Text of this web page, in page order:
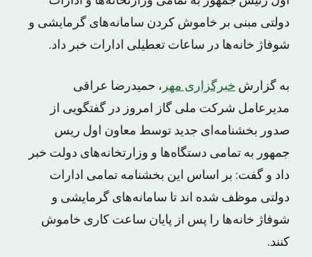
دولتی مبنی بر خاموش کردن سامانه‌های گرمایشی و
شوفاژ خانه‌ها در ساعات تعطیلی ادارات خبر داد.
به گزارش خبرگزاری مهر ، حمیدرضا عراقی
مدیرعامل شرکت ملی گاز امروز در گفتگویی از
صدور بخشنامه‌ای جدید توسط معاون اول ریس
جمهور به تمامی دستگاه‌ها و وزارتخانه‌های دولت خبر
داد و گفت: بر اساس این بخشنامه تمامی ادارات
دولتی موظف شده اند تا سامانه‌های گرمایشی و
شوفاژ خانه‌ها را پس از پایان ساعت کاری خاموش
کنند.